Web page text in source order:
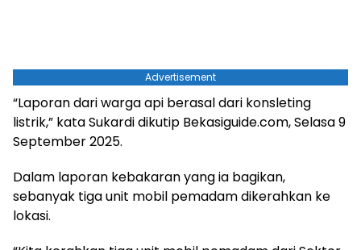
Advertisement
“Laporan dari warga api berasal dari konsleting
listrik,” kata Sukardi dikutip Bekasiguide.com, Selasa 9
September 2025.
Dalam laporan kebakaran yang ia bagikan,
sebanyak tiga unit mobil pemadam dikerahkan ke
lokasi.